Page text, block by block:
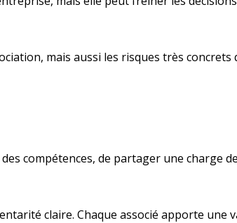
mais aussi les risques très
compétences, de partager une charge
claire. Chaque associé apporte une